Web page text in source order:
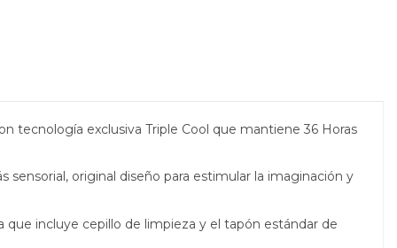
tecnología exclusiva Triple Cool que mantiene 36 Horas
original diseño para estimular la imaginación y
que incluye cepillo de limpieza y el tapón estándar de